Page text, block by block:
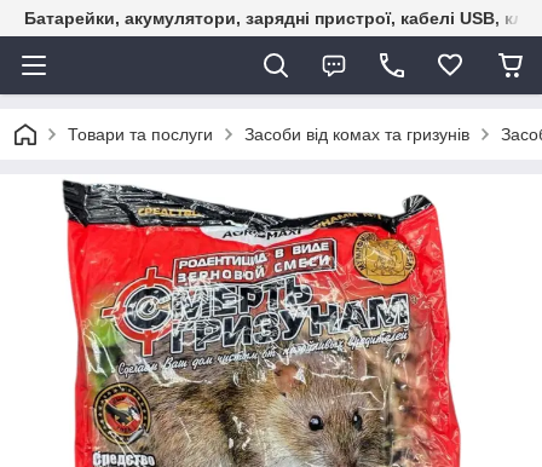
Батарейки, акумулятори, зарядні пристрої, кабелі USB,
Товари та послуги Засоби від комах та гризунів